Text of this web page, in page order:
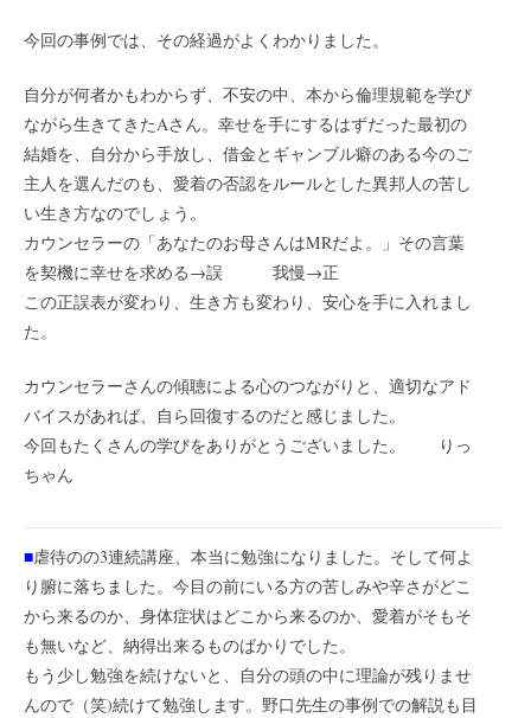
今回の事例では、その経過がよくわかりました。
自分が何者かもわからず、不安の中、本から倫理規範を学び
ながら生きてきたAさん。幸せを手にするはずだった最初の
結婚を、自分から手放し、借金とギャンブル癖のある今のご
主人を選んだのも、愛着の否認をルールとした異邦人の苦し
い生き方なのでしょう。
カウンセラーの「あなたのお母さんはMRだよ。」その言葉
を契機に幸せを求める→誤 我慢→正
この正誤表が変わり、生き方も変わり、安心を手に入れまし
た。
カウンセラーさんの傾聴による心のつながりと、適切なアド
バイスがあれば、自ら回復するのだと感じました。
今回もたくさんの学びをありがとうございました。 りっ
ちゃん
■虐待のの3連続講座、本当に勉強になりました。そして何よ
り腑に落ちました。今目の前にいる方の苦しみや辛さがどこ
から来るのか、身体症状はどこから来るのか、愛着がそもそ
も無いなど、納得出来るものばかりでした。
もう少し勉強を続けないと、自分の頭の中に理論が残りませ
んので（笑)続けて勉強します。野口先生の事例での解説も目